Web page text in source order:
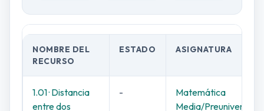
NOMBRE DEL
RECURSO
ESTADO ASIGNATURA
1.01 · Distancia
entre dos
-
Matemática
Media/